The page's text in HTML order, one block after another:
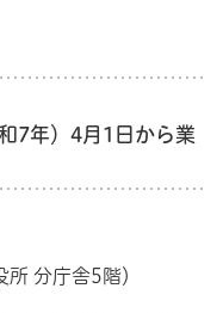
7年）4月1日から業
分庁舎5階）